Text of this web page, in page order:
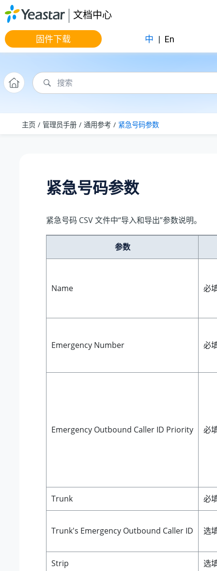
跳转到主要内容
文档中心
固件下载 中 | En
主页 管理员手册 通用参考 紧急号码参数
紧急号码参数
紧急号码 CSV 文件中“导入和导出”参数说明。
参数
Name 必
Emergency Number 必
Emergency Outbound Caller ID Priority 必
Trunk 必
Trunk's Emergency Outbound Caller ID 选
Strip 选